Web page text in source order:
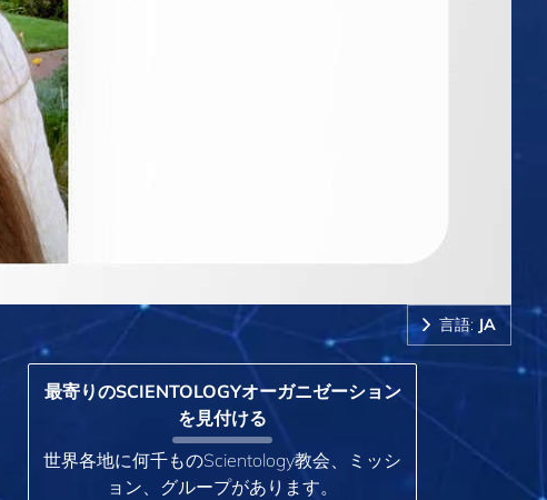
言語: JA
最寄りのSCIENTOLOGYオーガニゼーション
を見付ける
世界各地に何千ものScientology教会、ミッシ
ョン、グループがあります。